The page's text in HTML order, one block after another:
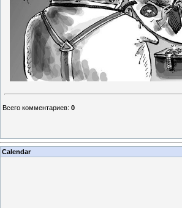
Всего комментариев: 0
Calendar